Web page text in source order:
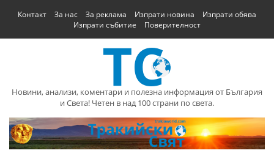
Контакт За нас За реклама Изпрати новина
Изпрати обява
Изпрати събитие
Поверителност
Новини, анализи, коментари и полезна информация от България
и Света! Четен в над 100 страни по света.